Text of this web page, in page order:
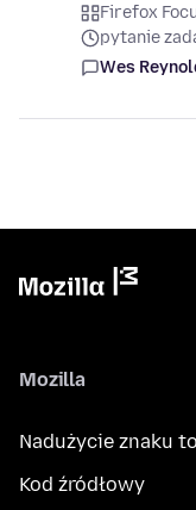
Firefox
pytanie
Wes
Mozilla
Nadużycie znaku
Kod źródłowy